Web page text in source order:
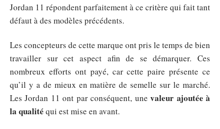
Jordan 11 répondent parfaitement à ce critère qui fait tant
défaut à des modèles précédents.
Les concepteurs de cette marque ont pris le temps de bien
travailler sur cet aspect afin de se démarquer. Ces
nombreux efforts ont payé, car cette paire présente ce
qu’il y a de mieux en matière de semelle sur le marché.
Les Jordan 11 ont par conséquent, unevaleur ajoutée à
la qualité qui est mise en avant.